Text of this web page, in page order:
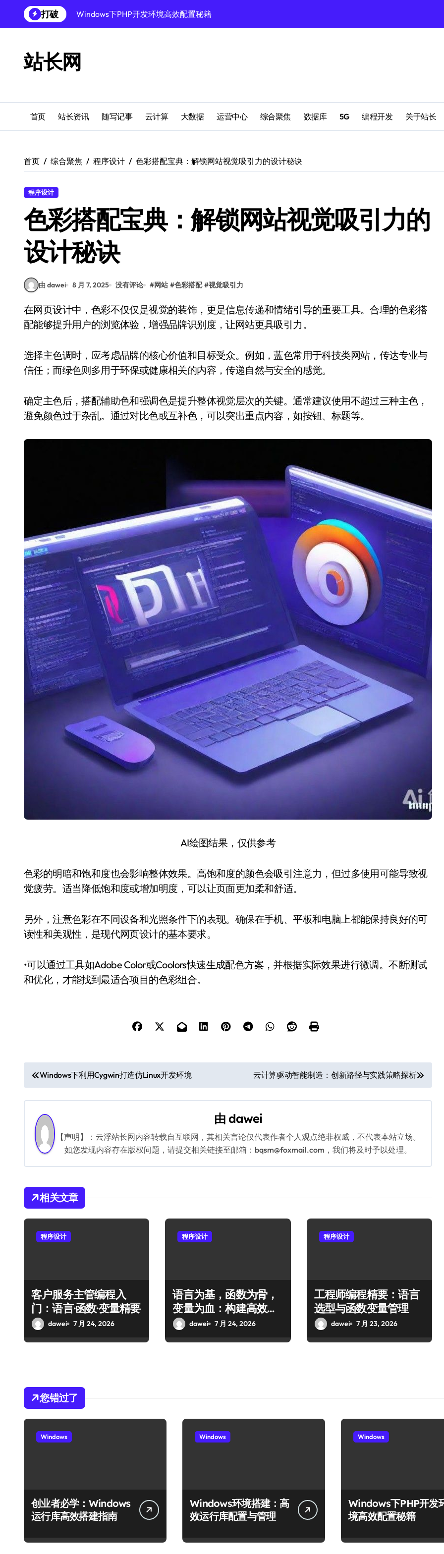
到
打破
Windows下PHP开发环境高效配置秘籍
Windows多媒体开发环境搭建与运行库管理
外闻洞察促融合，科技赋能站长运营
机器学习赋能站长：技术跨界新视界
机器学习驱动站长跨界融合新生态
创业者必学：Windows运行库高效搭建指南
站长网
首页 站长资讯 随写记事 云计算 大数据 运营中心 综合聚焦 数据库 5G 编程开发 关于站长
首页 综合聚焦 程序设计 色彩搭配宝典：解锁网站视觉吸引力的设计秘诀
程序设计
色彩搭配宝典：解锁网站视觉吸引力的
设计秘诀
由 dawei 8 月 7, 2025 没有评论 #网站 #色彩搭配 #视觉吸引力
在网页设计中，色彩不仅仅是视觉的装饰，更是信息传递和情绪引导的重要工具。合理的色彩搭
配能够提升用户的浏览体验，增强品牌识别度，让网站更具吸引力。
选择主色调时，应考虑品牌的核心价值和目标受众。例如，蓝色常用于科技类网站，传达专业与
信任；而绿色则多用于环保或健康相关的内容，传递自然与安全的感觉。
确定主色后，搭配辅助色和强调色是提升整体视觉层次的关键。通常建议使用不超过三种主色，
避免颜色过于杂乱。通过对比色或互补色，可以突出重点内容，如按钮、标题等。
AI绘图结果，仅供参考
色彩的明暗和饱和度也会影响整体效果。高饱和度的颜色会吸引注意力，但过多使用可能导致视
觉疲劳。适当降低饱和度或增加明度，可以让页面更加柔和舒适。
另外，注意色彩在不同设备和光照条件下的表现。确保在手机、平板和电脑上都能保持良好的可
读性和美观性，是现代网页设计的基本要求。
•可以通过工具如Adobe Color或Coolors快速生成配色方案，并根据实际效果进行微调。不断测试
和优化，才能找到最适合项目的色彩组合。
文
章
导
航
Windows下利用Cygwin打造仿Linux开发环境 云计算驱动智能制造：创新路径与实践策略探析
由 dawei
【声明】：云浮站长网内容转载自互联网，其相关言论仅代表作者个人观点绝非权威，不代表本站立场。
如您发现内容存在版权问题，请提交相关链接至邮箱：bqsm@foxmail.com，我们将及时予以处理。
相关文章
程序设计
客户服务主管编程入
门：语言·函数·变量精要
dawei 7 月 24, 2026
程序设计
语言为基，函数为骨，
变量为血：构建高效编
程框架
dawei 7 月 24, 2026
程序设计
工程师编程精要：语言
选型与函数变量管理
dawei 7 月 23, 2026
您错过了
Windows
创业者必学：Windows
运行库高效搭建指南
Windows
Windows环境搭建：高
效运行库配置与管理
Windows
Windows下PHP开发
境高效配置秘籍